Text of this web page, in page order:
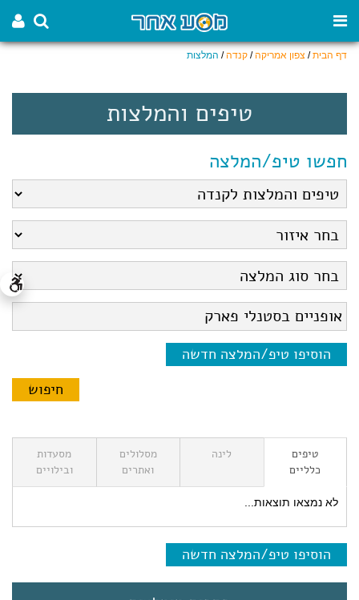
דף הבית/ צפון אמריקה/ קנדה/ המלצות
טיפים והמלצות
חפשו טיפ/המלצה
הוסיפו טיפ/המלצה חדשה
טיפים
כלליים
לינה
מסלולים
ואתרים
מסעדות
ובילויים
לא נמצאו תוצאות...
הוסיפו טיפ/המלצה חדשה